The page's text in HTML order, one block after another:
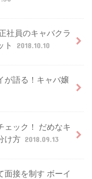
社員のキャバクラ
ト
2018.10.10
が語る！キャバ嬢
ェック！ だめなキ
け方 2018.09.13
面接を制す ボーイ